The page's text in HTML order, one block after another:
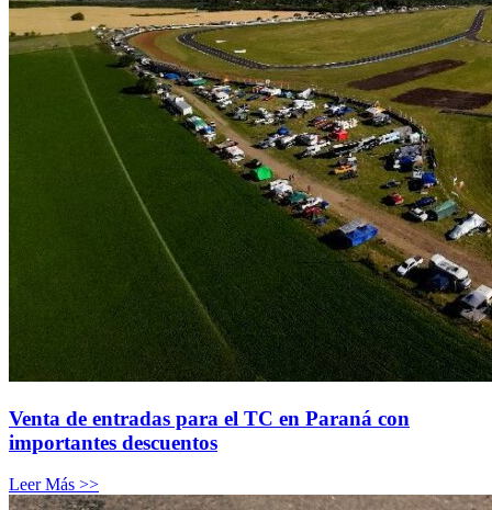
Venta de entradas para el TC en Paraná con
importantes descuentos
Leer Más >>